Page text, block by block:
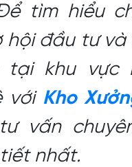
tìm hiểu
hội đầu tư và
tại khu vực
với Kho
vấn
nhất.